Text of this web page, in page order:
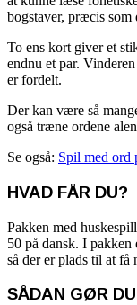
bogstaver, præcis som
To ens kort giver et
endnu et par.
er fordelt.
Der kan være så
også træne ordene
Se også: Spil med ord
HVAD FÅR DU?
Pakken med
50 på dansk. I pakken
så der er plads til at få
SÅDAN GØR DU